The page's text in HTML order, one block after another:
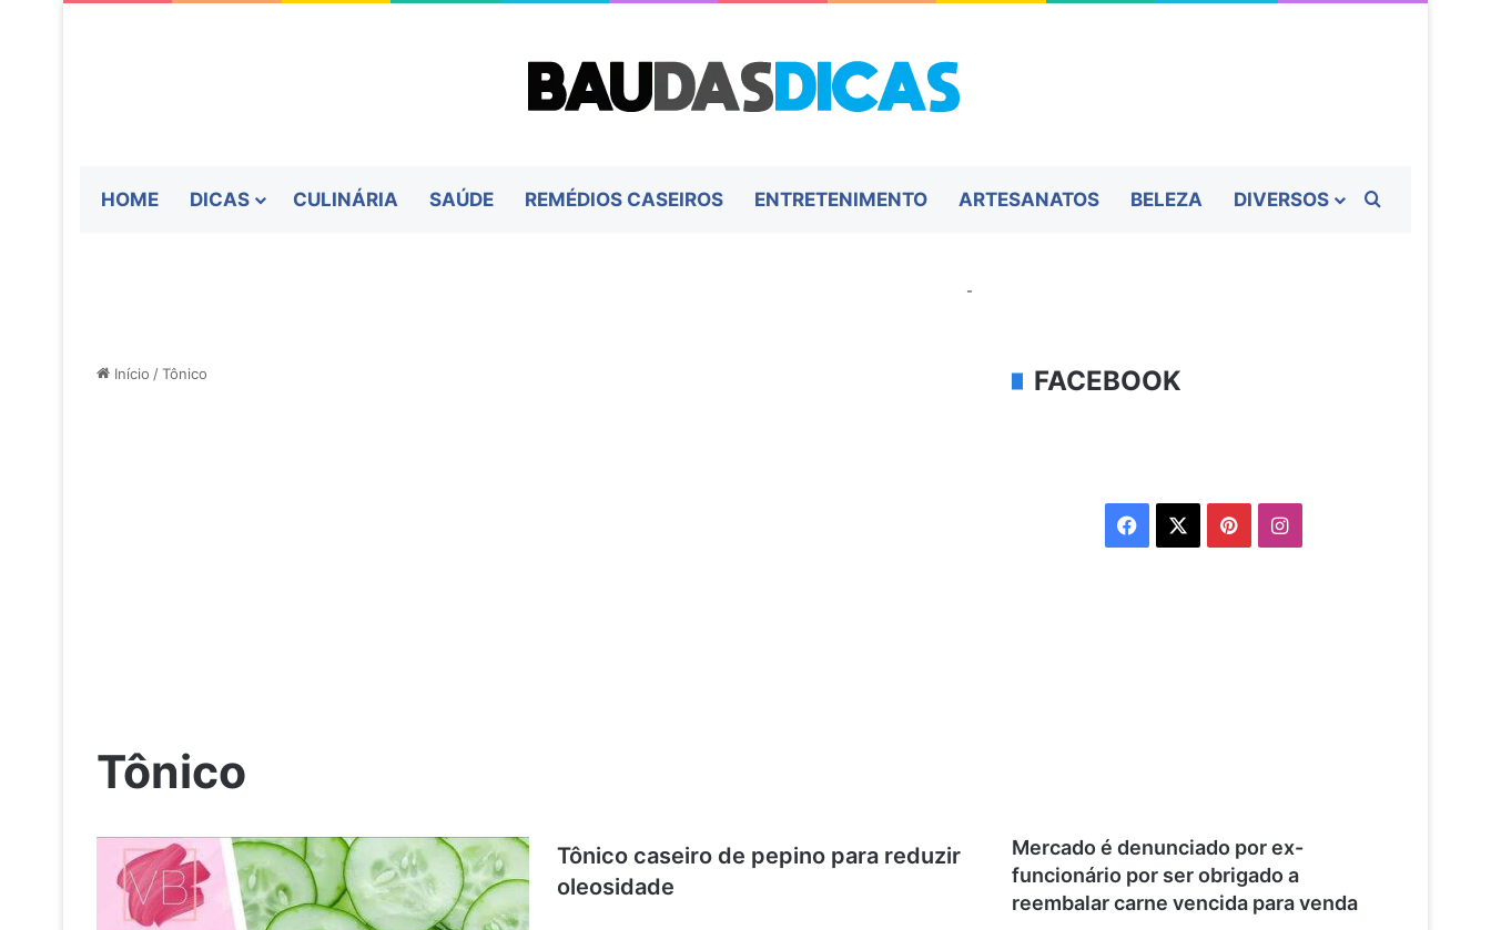
HOME DICAS CULINÁRIA SAÚDE REMÉDIOS CASEIROS ENTRETENIMENTO ARTESANATOS BELEZA DIVERSOS
-
Início /Tônico
Tônico
Tônico caseiro de pepino para reduzir
oleosidade
FACEBOOK
Facebook PinterestInstagram
Mercado é denunciado por ex-
funcionário por ser obrigado a
reembalar carne vencida para venda